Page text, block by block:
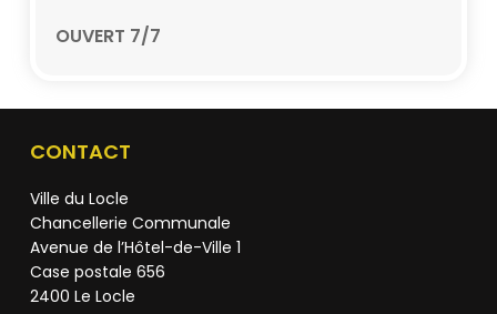
OUVERT 7/7
CONTACT
Ville du Locle
Chancellerie Communale
Avenue de l’Hôtel-de-Ville 1
Case postale 656
2400 Le Locle